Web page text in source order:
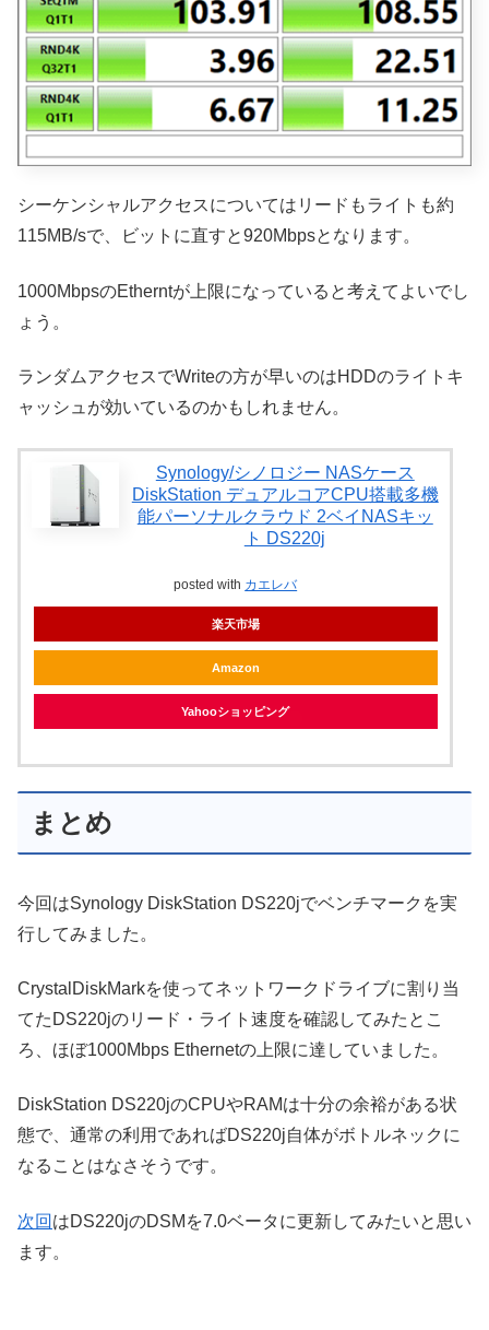
シーケンシャルアクセスについてはリードもライトも約
115MB/sで、ビットに直すと920Mbpsとなります。
1000MbpsのEtherntが上限になっていると考えてよいでし
ょう。
ランダムアクセスでWriteの方が早いのはHDDのライトキ
ャッシュが効いているのかもしれません。
Synology/シノロジー NASケース
DiskStation デュアルコアCPU搭載多機
能パーソナルクラウド 2ベイNASキッ
ト DS220j
posted with カエレバ
楽天市場
Amazon
Yahooショッピング
まとめ
今回はSynology DiskStation DS220jでベンチマークを実
行してみました。
CrystalDiskMarkを使ってネットワークドライブに割り当
てたDS220jのリード・ライト速度を確認してみたとこ
ろ、ほぼ1000Mbps Ethernetの上限に達していました。
DiskStation DS220jのCPUやRAMは十分の余裕がある状
態で、通常の利用であればDS220j自体がボトルネックに
なることはなさそうです。
次回 はDS220jのDSMを7.0ベータに更新してみたいと思い
ます。